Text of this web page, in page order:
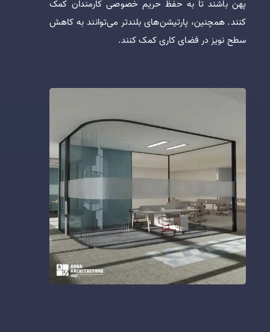
پهن باشند تا به حفظ حریم خصوصی کارمندان کمک
کنند. همچنین، پارتیشن‌های بلندتر می‌توانند به کاهش
سطح نویز در فضای کاری کمک کنند.